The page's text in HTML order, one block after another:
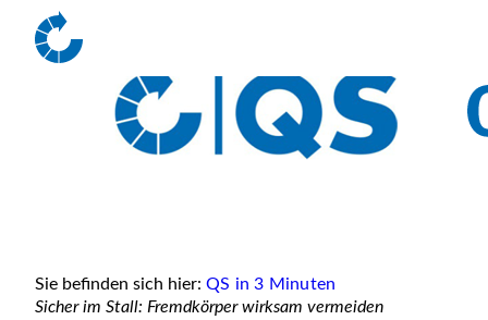
Sie befinden sich hier: QS in 3 Minuten
Sicher im Stall: Fremdkörper wirksam vermeiden